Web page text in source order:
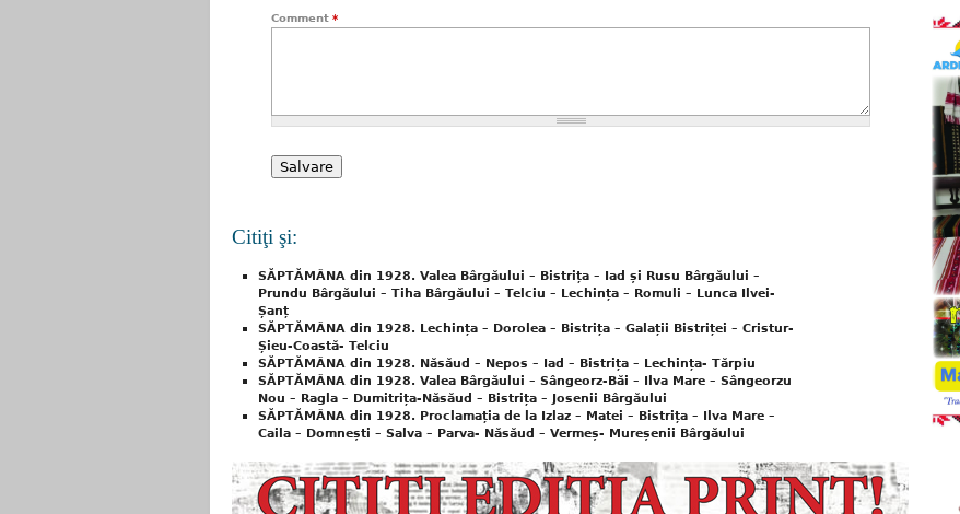
Comment *
Citiţi şi:
SĂPTĂMÂNA din 1928. Valea Bârgăului – Bistrița – Iad și Rusu Bârgăului –
Prundu Bârgăului – Tiha Bârgăului – Telciu – Lechința – Romuli – Lunca Ilvei-
Șanț
SĂPTĂMÂNA din 1928. Lechința – Dorolea – Bistrița – Galații Bistriței – Cristur-
Șieu-Coastă- Telciu
SĂPTĂMÂNA din 1928. Năsăud – Nepos – Iad – Bistrița – Lechința- Tărpiu
SĂPTĂMÂNA din 1928. Valea Bârgăului – Sângeorz-Băi – Ilva Mare – Sângeorzu
Nou – Ragla – Dumitrița-Năsăud – Bistrița – Josenii Bârgăului
SĂPTĂMÂNA din 1928. Proclamația de la Izlaz – Matei – Bistrița – Ilva Mare –
Caila – Domnești – Salva – Parva- Năsăud – Vermeș- Mureșenii Bârgăului